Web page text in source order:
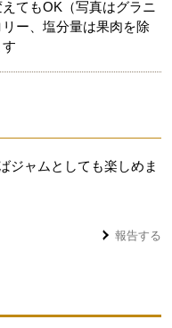
てもOK（写真はグラニ
ー、塩分量は果肉を除
ジャムとしても楽しめま
報告する